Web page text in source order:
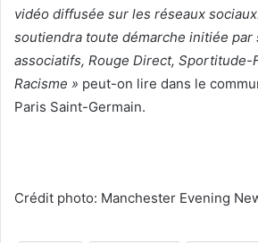
vidéo diffusée sur les réseaux
soutiendra toute démarche initiée par
associatifs, Rouge Direct, Sportitude-
Racisme » peut-on lire dans le
Paris Saint-Germain.
Crédit photo: Manchester Evening